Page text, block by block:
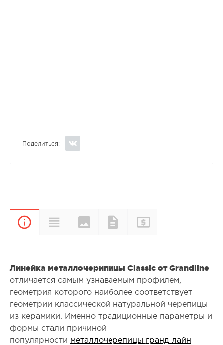
Поделиться:
ОписаниеХарактеристики
Цвета и
покрытия
Документы
Линейка металлочерипицы Classic от Grandline
отличается самым узнаваемым профилем,
геометрия которого наиболее соответствует
геометрии классической натуральной черепицы
из керамики. Именно традиционные параметры и
формы стали причиной
популярности металлочерепицы гранд лайн